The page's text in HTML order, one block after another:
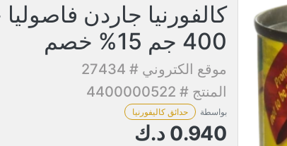
كالفورنيا جاردن
400 جم 15% خصم
موقع الكتروني # 27434
المنتج # 4400000522
بواسطة حدائق كاليفورنيا
0.940 د.ك